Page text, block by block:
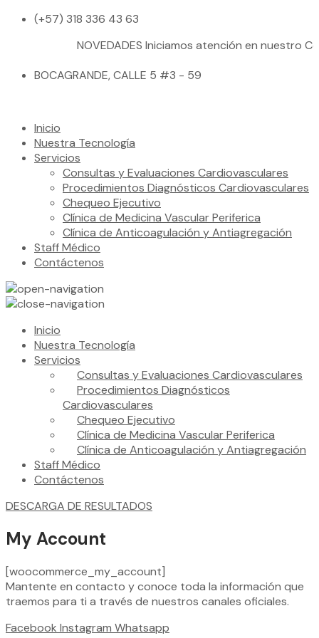
(+57) 318 336 43 63
NOVEDADESIniciamos atención en nuestro
BOCAGRANDE, CALLE 5 #3 - 59
Inicio
Nuestra Tecnología
Servicios
Consultas y Evaluaciones Cardiovasculares
Procedimientos Diagnósticos Cardiovasculares
Chequeo Ejecutivo
Clínica de Medicina Vascular Periferica
Clínica de Anticoagulación y Antiagregación
Staff Médico
Contáctenos
Inicio
Nuestra Tecnología
Servicios
Consultas y Evaluaciones Cardiovasculares
Procedimientos Diagnósticos
Cardiovasculares
Chequeo Ejecutivo
Clínica de Medicina Vascular Periferica
Clínica de Anticoagulación y Antiagregación
Staff Médico
Contáctenos
DESCARGA DE RESULTADOS
My Account
[woocommerce_my_account]
Mantente en contacto y conoce toda la información que
traemos para ti a través de nuestros canales oficiales.
Facebook Instagram Whatsapp